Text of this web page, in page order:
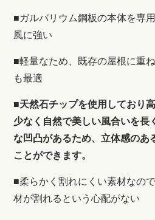
■ガルバリウム鋼板の本体を専
風に強い
■軽量なため、既存の屋根に重
も最適
■天然石チップを使用しており
少なく自然で美しい風合いを長
な凹凸があるため、立体感のあ
ことができます。
■柔らかく割れにくい素材なの
材が割れるという心配がない